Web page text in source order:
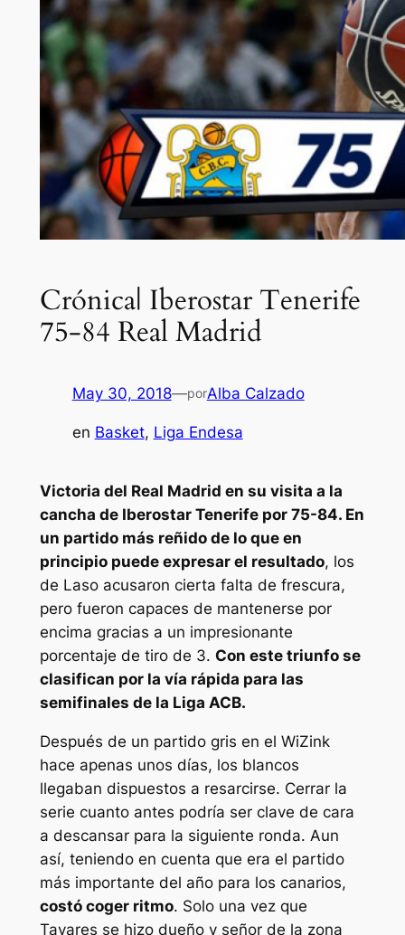
Crónica| Iberostar Tenerife
75-84 Real Madrid
May 30, 2018—porAlba Calzado
en Basket, Liga Endesa
Victoria del Real Madrid en su visita a la
cancha de Iberostar Tenerife por 75-84. En
un partido más reñido de lo que en
principio puede expresar el resultado, los
de Laso acusaron cierta falta de frescura,
pero fueron capaces de mantenerse por
encima gracias a un impresionante
porcentaje de tiro de 3. Con este triunfo se
clasifican por la vía rápida para las
semifinales de la Liga ACB.
Después de un partido gris en el WiZink
hace apenas unos días, los blancos
llegaban dispuestos a resarcirse. Cerrar la
serie cuanto antes podría ser clave de cara
a descansar para la siguiente ronda. Aun
así, teniendo en cuenta que era el partido
más importante del año para los canarios,
costó coger ritmo. Solo una vez que
Tavares se hizo dueño y señor de la zona